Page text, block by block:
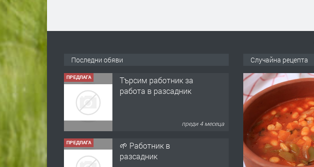
Последни обяви
ПРЕДЛАГА
Търсим работник за
работа в разсадник
преди 4 месеца
ПРЕДЛАГА
🌱 Работник в
разсадник
Случайна рецепта